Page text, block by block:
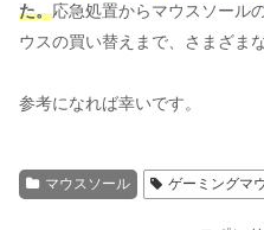
た。応急処置からマウスソール
ウスの買い替えまで、さまざま
参考になれば幸いです。
マウスソール ゲーミングマ